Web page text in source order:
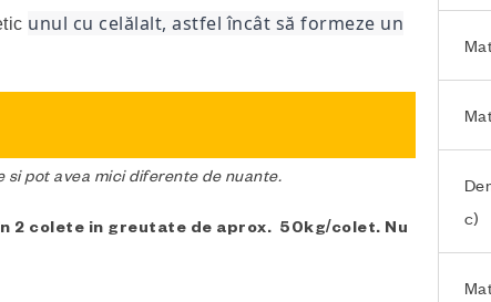
unul cu celălalt, astfel încât să formeze un
pot avea mici diferente de nuante.
2 colete in greutate de aprox. 50kg/colet. Nu
c)